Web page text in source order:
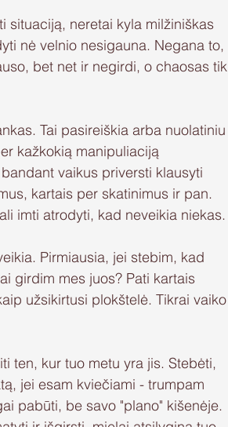
nė velnio nesigauna. Negana to,
bet net ir negirdi, o chaosas tik
Tai pasireiškia arba nuolatiniu
kažkokią manipuliaciją
vaikus priversti klausyti
kartais per skatinimus ir pan.
imti atrodyti, kad neveikia niekas.
Pirmiausia, jei stebim, kad
girdim mes juos? Pati kartais
užsikirtusi plokštelė. Tikrai vaiko
jei esam kviečiami - trumpam
pabūti, be savo "plano" kišenėje.